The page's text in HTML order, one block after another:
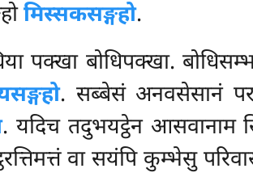
मिस्सकसङ्गहो.
पक्खा बोधिपक्खा.
. सब्बेसं अनवसेसानं
. यदिच तदुभयट्ठेन आसवानाम
वा सयंपि कुम्भेसु